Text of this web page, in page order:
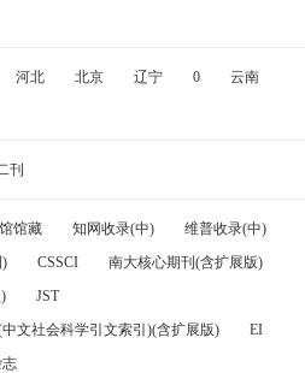
河北 北京 辽宁 0
云南
刊
馆藏 知网收录(中)
维普收录(中)
) CSSCI
南大核心期刊(含扩展版)
JST
文社会科学引文索引)(含扩展版)
EI